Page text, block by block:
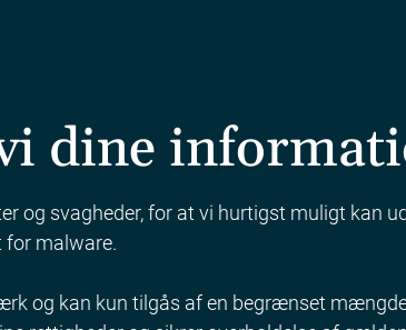
dine
og svagheder, for at vi hurtigst muligt kan
for malware.
og kan kun tilgås af en begrænset